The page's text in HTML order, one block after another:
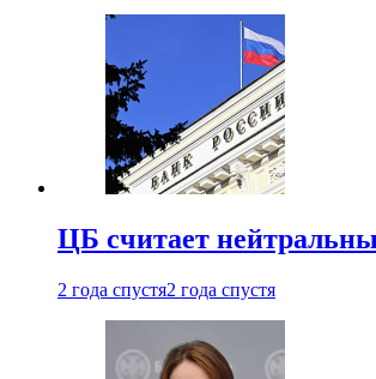
ЦБ считает
2 года спустя2 года спустя